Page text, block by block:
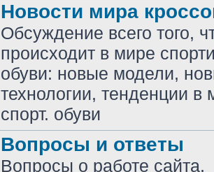
Новости мира
Обсуждение всего того,
происходит в мире
обуви: новые модели,
технологии, тенденции в
спорт. обуви
Вопросы и ответы
Вопросы о работе сайта,